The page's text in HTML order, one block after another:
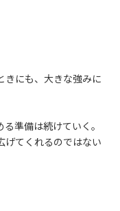
きにも、大きな強みに
準備は続けていく。
げてくれるのではない